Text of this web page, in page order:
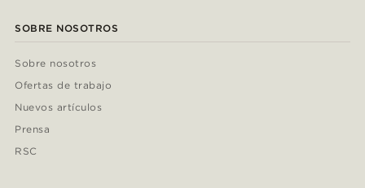
SOBRE NOSOTROS
Sobre nosotros
Ofertas de trabajo
Nuevos artículos
Prensa
RSC